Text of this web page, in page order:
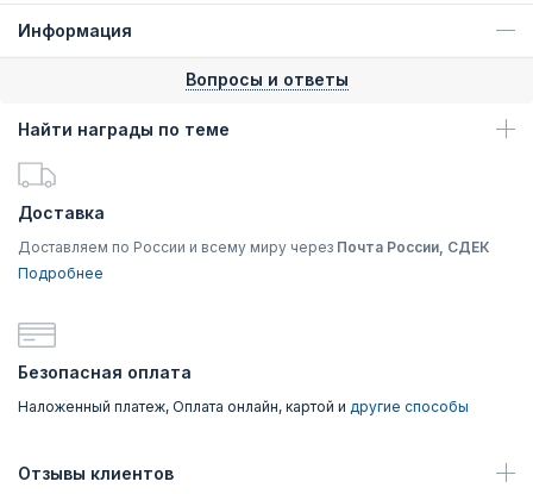
Информация
Вопросы и ответы
Найти награды по теме
Доставка
Доставляем по России и всему миру через Почта России, СДЕК
Подробнее
Безопасная оплата
Наложенный платеж, Оплата онлайн, картой и другие способы
Отзывы клиентов